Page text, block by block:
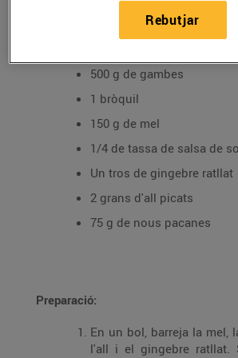
Ingredients per a 4 persones
500 g de gambes
1 bròquil
150 g de mel
1/4 de tassa de salsa de
Un tros de gingebre ratllat
2 grans d'all picats
75 g de nous pacanes
Preparació:
En un bol, barreja la mel,
l'all i el gingebre ratllat. Separa un terç
Rebutjar